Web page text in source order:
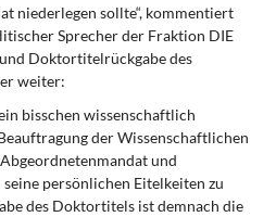
niederlegen sollte“, kommentiert
Sprecher der Fraktion DIE
Doktortitelrückgabe des
weiter:
bisschen wissenschaftlich
der Wissenschaftlichen
und
persönlichen Eitelkeiten zu
des Doktortitels ist demnach die